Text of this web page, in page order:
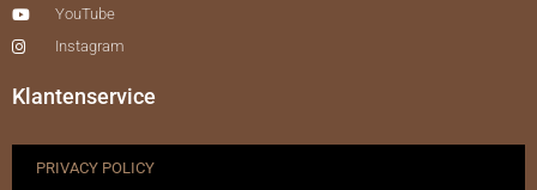
YouTube
Instagram
Klantenservice
PRIVACY POLICY